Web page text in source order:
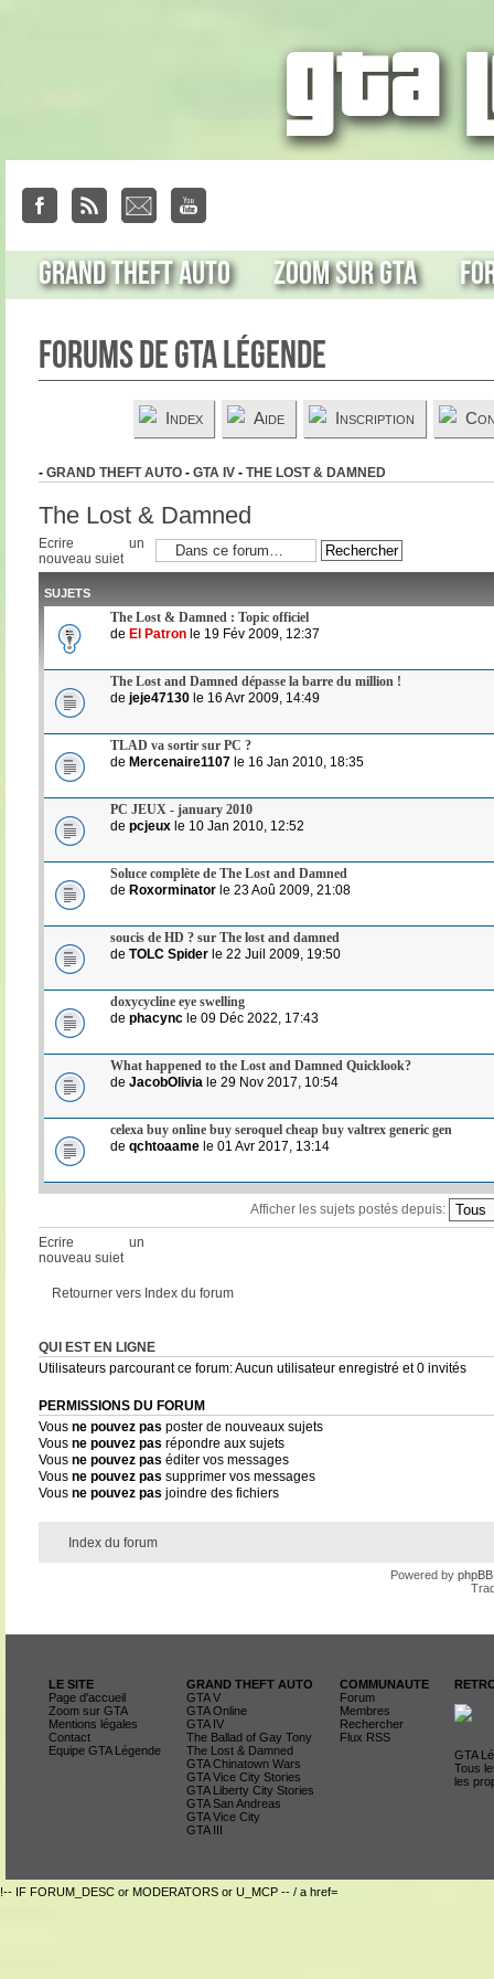
Grand Theft Auto Zoom sur GTA
Forums de GTA Légende
Index Aide Inscription
- GRAND THEFT AUTO - GTA IV - THE LOST & DAMNED
The Lost & Damned
Ecrire un
nouveau sujet
SUJETS
The Lost & Damned : Topic officiel
de El Patronle 19 Fév 2009, 12:37
The Lost and Damned dépasse la barre du million !
de jeje47130le 16 Avr 2009, 14:49
TLAD va sortir sur PC ?
de Mercenaire1107le 16 Jan 2010, 18:35
PC JEUX - january 2010
de pcjeuxle 10 Jan 2010, 12:52
Soluce complète de The Lost and Damned
de Roxorminatorle 23 Aoû 2009, 21:08
soucis de HD ? sur The lost and damned
de TOLC Spiderle 22 Juil 2009, 19:50
doxycycline eye swelling
de phacyncle 09 Déc 2022, 17:43
What happened to the Lost and Damned Quicklook?
de JacobOliviale 29 Nov 2017, 10:54
celexa buy online buy seroquel cheap buy valtrex generic gen
de qchtoaamele 01 Avr 2017, 13:14
Afficher les sujets postés depuis:
Ecrire un
nouveau sujet
Retourner vers Index du forum
QUI EST EN LIGNE
Utilisateurs parcourant ce forum: Aucun utilisateur enregistré et 0 invités
PERMISSIONS DU FORUM
Vous ne pouvez pas poster de nouveaux sujets
Vous ne pouvez pas répondre aux sujets
Vous ne pouvez pas éditer vos messages
Vous ne pouvez pas supprimer vos messages
Vous ne pouvez pas joindre des fichiers
Index du forum
Powered by phpBB
LE SITE
Page d'accueil
Zoom sur GTA
Mentions légales
Contact
Equipe GTA Légende
GRAND THEFT AUTO
GTA V
GTA Online
GTA IV
The Ballad of Gay Tony
The Lost & Damned
GTA Chinatown Wars
GTA Vice City Stories
GTA Liberty City Stories
GTA San Andreas
GTA Vice City
GTA III
COMMUNAUTE
Forum
Membres
Rechercher
Flux RSS
GTA
Tous
les
!-- IF FORUM_DESC or MODERATORS or U_MCP -- / a href=